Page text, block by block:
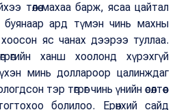
төлөө махаа барж, ясаа цайтал
буянаар ард түмэн чинь махны
яс чанах дээрээ туллаа.
ханш хоолонд хүрэхгүй
минь доллароор цалинждаг
тэр төгрөг чинь үнийн өсөлтөөс
болилоо. Ерөнхий сайд